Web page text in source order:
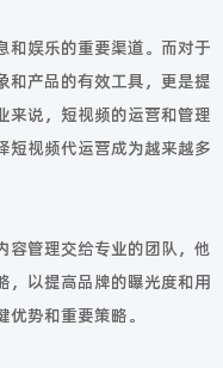
和娱乐的重要渠道。而对于
和产品的有效工具，更是提
来说，短视频的运营和管理
短视频代运营成为越来越多
容管理交给专业的团队，他
，以提高品牌的曝光度和用
势和重要策略。